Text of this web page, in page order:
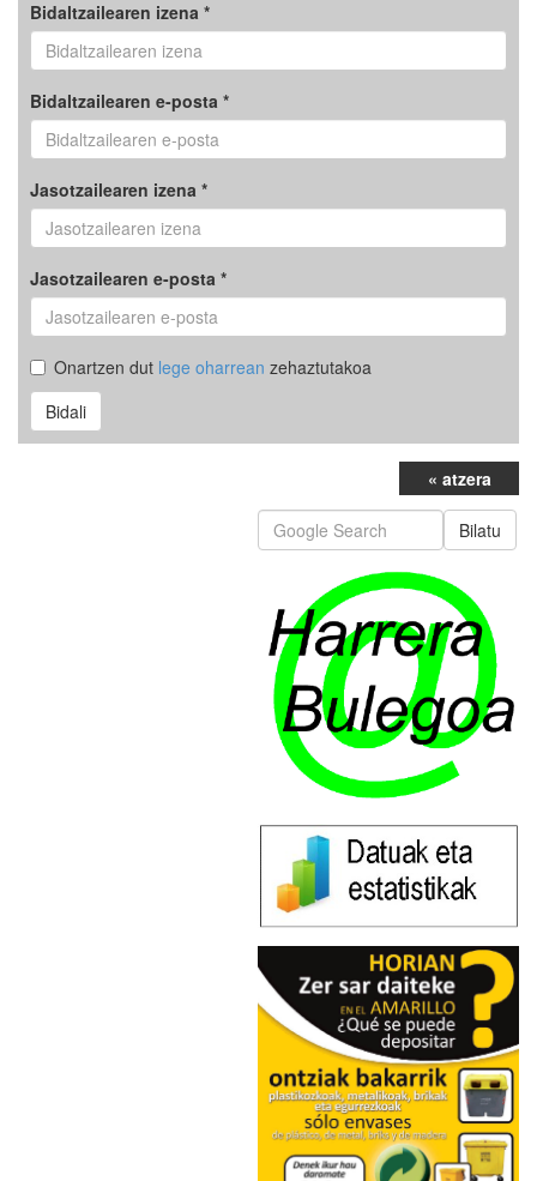
Bidaltzailearen izena *
Bidaltzailearen e-posta *
Jasotzailearen izena *
Jasotzailearen e-posta *
Onartzen dut lege oharrean zehaztutakoa
Bidali
« atzera
Bilatu